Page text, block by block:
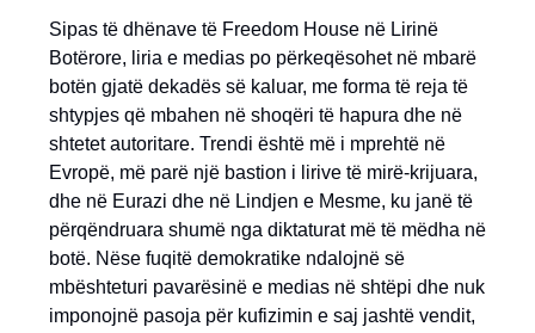
Sipas të dhënave të Freedom House në Lirinë
Botërore, liria e medias po përkeqësohet në mbarë
botën gjatë dekadës së kaluar, me forma të reja të
shtypjes që mbahen në shoqëri të hapura dhe në
shtetet autoritare. Trendi është më i mprehtë në
Evropë, më parë një bastion i lirive të mirë-krijuara,
dhe në Eurazi dhe në Lindjen e Mesme, ku janë të
përqëndruara shumë nga diktaturat më të mëdha në
botë. Nëse fuqitë demokratike ndalojnë së
mbështeturi pavarësinë e medias në shtëpi dhe nuk
imponojnë pasoja për kufizimin e saj jashtë vendit,